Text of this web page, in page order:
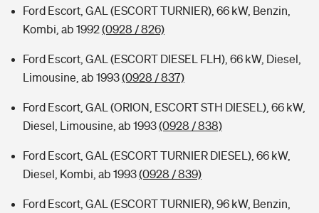
Ford Escort, GAL (ESCORT TURNIER), 66 kW, Benzin,
Kombi, ab 1992(0928 / 826)
Ford Escort, GAL (ESCORT DIESEL FLH), 66 kW, Diesel,
Limousine, ab 1993(0928 / 837)
Ford Escort, GAL (ORION, ESCORT STH DIESEL), 66 kW,
Diesel, Limousine, ab 1993(0928 / 838)
Ford Escort, GAL (ESCORT TURNIER DIESEL), 66 kW,
Diesel, Kombi, ab 1993(0928 / 839)
Ford Escort, GAL (ESCORT TURNIER), 96 kW, Benzin,